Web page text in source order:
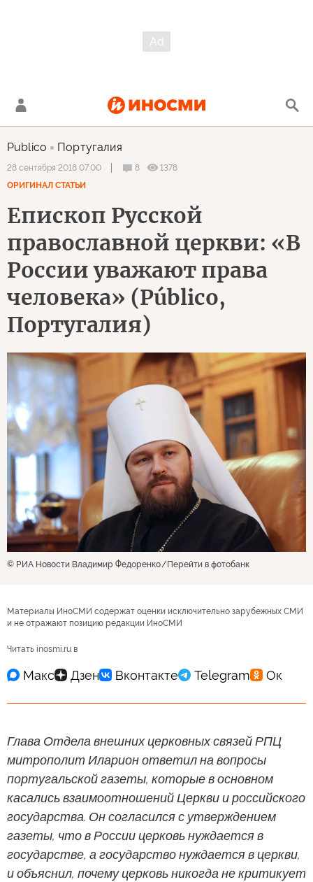
Publico Португалия
28 сентября 2018 07:00 8
1378
ОРИГИНАЛ СТАТЬИ
Епископ Русской
православной церкви: «В
России уважают права
человека» (Público,
Португалия)
© РИА Новости Владимир Федоренко Перейти в фотобанк
Материалы ИноСМИ содержат оценки исключительно зарубежных СМИ
и не отражают позицию редакции ИноСМИ
Читать inosmi.ru в
Глава Отдела внешних церковных связей РПЦ
митрополит Иларион ответил на вопросы
португальской газеты, которые в основном
касались взаимоотношений Церкви и российского
государства. Он согласился с утверждением
газеты, что в России церковь нуждается в
государстве, а государство нуждается в церкви,
и объяснил, почему церковь никогда не критикует